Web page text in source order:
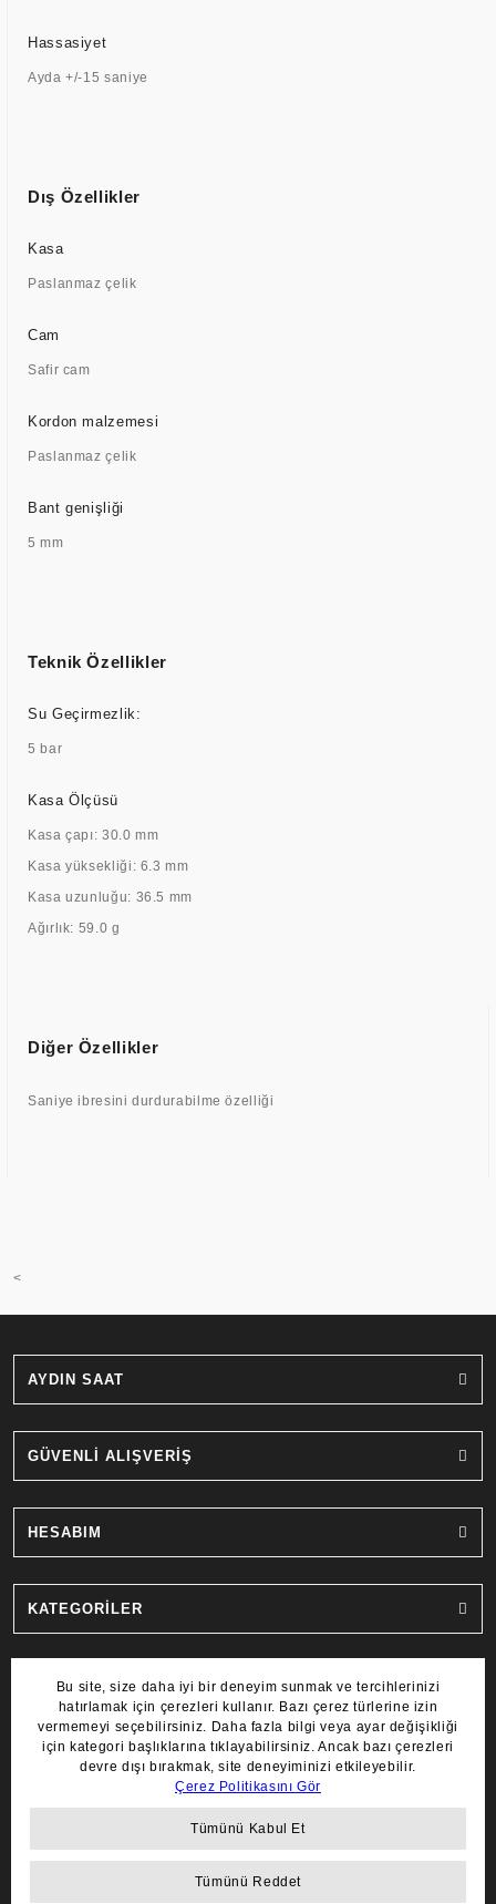
Hassasiyet
Ayda +/-15 saniye
Dış Özellikler
Kasa
Paslanmaz çelik
Cam
Safir cam
Kordon malzemesi
Paslanmaz çelik
Bant genişliği
5 mm
Teknik Özellikler
Su Geçirmezlik:
5 bar
Kasa Ölçüsü
Kasa çapı: 30.0 mm
Kasa yüksekliği: 6.3 mm
Kasa uzunluğu: 36.5 mm
Ağırlık: 59.0 g
Diğer Özellikler
Saniye ibresini durdurabilme özelliği
<
AYDIN SAAT
GÜVENLİ ALIŞVERİŞ
HESABIM
KATEGORİLER
MARKALAR